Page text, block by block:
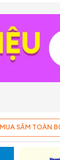
MUA SẮM TOÀN